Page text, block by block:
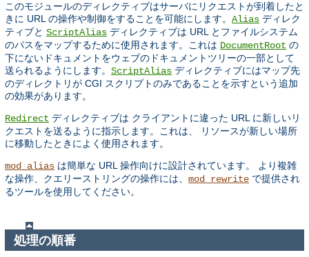
このモジュールのディレクティブはサーバにリクエストが到着したと
きに URL の操作や制御をすることを可能にします。 Alias ディレク
ティブと ScriptAlias ディレクティブは URL とファイルシステム
のパスをマップするために使用されます。これは DocumentRoot の
下にないドキュメントをウェブのドキュメントツリーの一部として
送られるようにします。 ScriptAlias ディレクティブにはマップ先
のディレクトリが CGI スクリプトのみであることを示すという追加
の効果があります。
Redirect ディレクティブは クライアントに違った URL に新しいリ
クエストを送るように指示します。これは、 リソースが新しい場所
に移動したときによく使用されます。
mod_alias は簡単な URL 操作向けに設計されています。 より複雑
な操作、クエリーストリングの操作には、 mod_rewrite で提供され
るツールを使用してください。
処理の順番